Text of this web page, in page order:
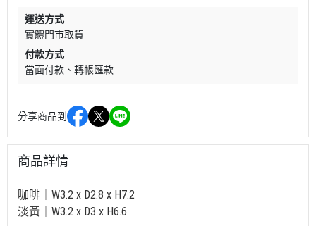
運送方式
實體門市取貨
付款方式
當面付款
轉帳匯款
分享商品到
商品詳情
咖啡｜W3.2 x D2.8 x H7.2
淡黃｜W3.2 x D3 x H6.6